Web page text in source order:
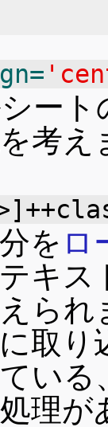
ー
考え
を ロ
キス
られ
取り
い
理が